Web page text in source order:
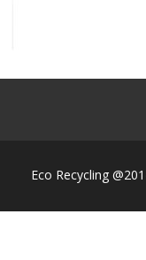
Eco Recycling